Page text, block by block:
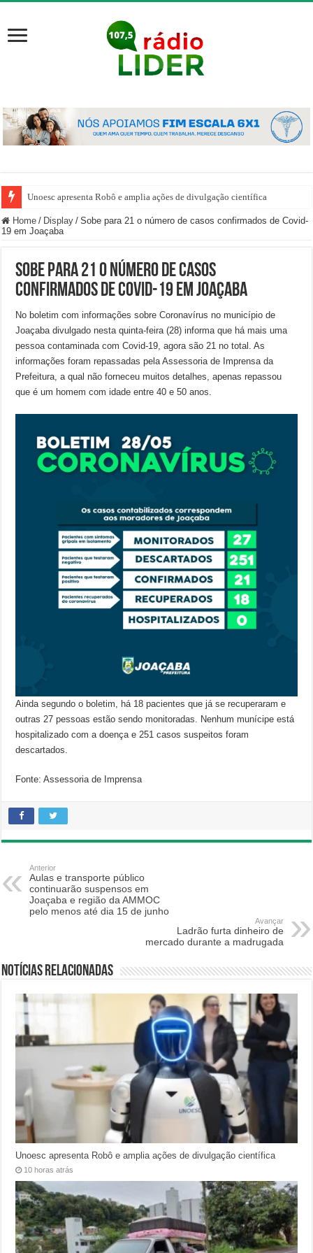
Unoesc apresenta Robô e amplia ações de divulgação científica
Home / Display / Sobe para 21 o número de casos confirmados de Covid-
19 em Joaçaba
Sobe para 21 o número de casos
confirmados de Covid-19 em Joaçaba
No boletim com informações sobre Coronavírus no município de
Joaçaba divulgado nesta quinta-feira (28) informa que há mais uma
pessoa contaminada com Covid-19, agora são 21 no total. As
informações foram repassadas pela Assessoria de Imprensa da
Prefeitura, a qual não forneceu muitos detalhes, apenas repassou
que é um homem com idade entre 40 e 50 anos.
Ainda segundo o boletim, há 18 pacientes que já se recuperaram e
outras 27 pessoas estão sendo monitoradas. Nenhum munícipe está
hospitalizado com a doença e 251 casos suspeitos foram
descartados.
Fonte: Assessoria de Imprensa
Anterior
Aulas e transporte público
continuarão suspensos em
Joaçaba e região da AMMOC
pelo menos até dia 15 de junho
Avançar
Ladrão furta dinheiro de
mercado durante a madrugada
Notícias relacionadas
Unoesc apresenta Robô e amplia ações de divulgação científica
10 horas atrás